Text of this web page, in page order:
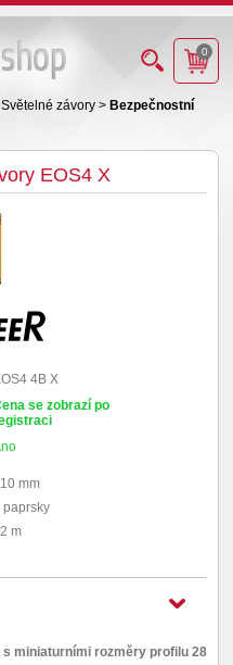
0
Světelné závory > Bezpečnostní
EOS4 X
4B X
se zobrazí po
mm
paprsky
m
miniaturními rozměry profilu 28